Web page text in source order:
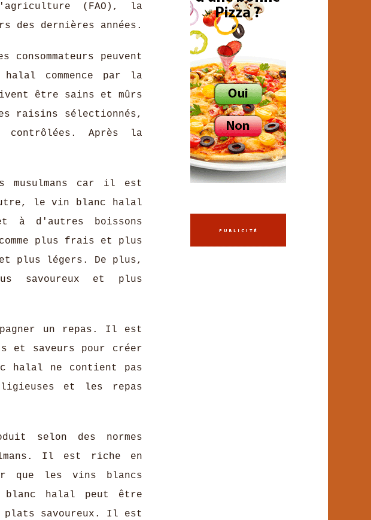
(FAO), la
des dernières années.
peuvent
commence par la
être sains et mûrs
raisins sélectionnés,
contrôlées. Après la
musulmans car il est
le vin blanc halal
à d'autres boissons
plus frais et plus
plus légers. De plus,
savoureux et plus
un repas. Il est
et saveurs pour créer
halal ne contient pas
et les repas
selon des normes
Il est riche en
que les vins blancs
halal peut être
plats savoureux. Il est